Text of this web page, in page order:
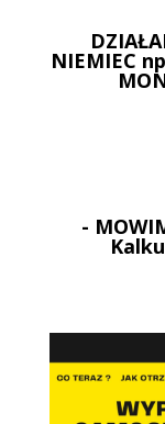
NIEMIEC
-